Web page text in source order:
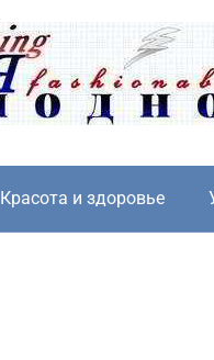
Красота и здоровье